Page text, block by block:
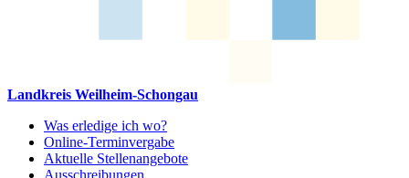
Landkreis Weilheim-Schongau
Was erledige ich wo?
Online-Terminvergabe
Aktuelle Stellenangebote
Ausschreibungen